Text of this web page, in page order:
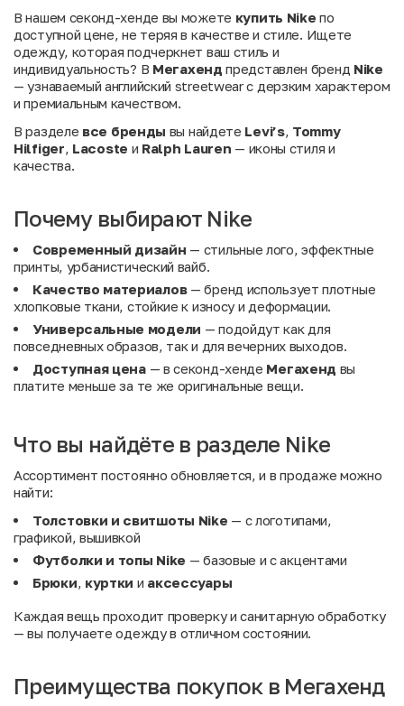
В нашем секонд-хенде вы можете купить Nike по
доступной цене, не теряя в качестве и стиле. Ищете
одежду, которая подчеркнет ваш стиль и
индивидуальность? В Мегахенд представлен бренд Nike
— узнаваемый английский streetwear с дерзким характером
и премиальным качеством.
В разделе все бренды вы найдете Levi’s, Tommy
Hilfiger Lacoste и Ralph Lauren — иконы стиля и
качества.
Почему выбирают Nike
Современный дизайн — стильные лого, эффектные
принты, урбанистический вайб.
Качество материалов— бренд использует плотные
хлопковые ткани, стойкие к износу и деформации.
Универсальные модели — подойдут как для
повседневных образов, так и для вечерних выходов.
Доступная цена— в секонд-хенде Мегахенд вы
платите меньше за те же оригинальные вещи.
Что вы найдёте в разделе Nike
Ассортимент постоянно обновляется, и в продаже можно
найти:
Толстовки и свитшоты Nike — с логотипами,
графикой, вышивкой
Футболки и топы Nike — базовые и с акцентами
Брюки куртки и аксессуары
Каждая вещь проходит проверку и санитарную обработку
— вы получаете одежду в отличном состоянии.
Преимущества покупок в Мегахенд